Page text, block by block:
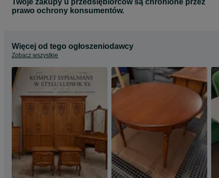
Twoje zakupy u przedsiębiorców są chronione przez
prawo ochrony konsumentów.
Więcej od tego ogłoszeniodawcy
Zobacz wszystkie